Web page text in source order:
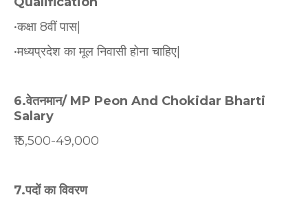
•कक्षा 8वीं पास|
•मध्यप्रदेश का मूल निवासी होना चाहिए|
6.वेतनमान/ MP Peon And Chokidar Bharti
Salary
₹15,500-49,000
7.पदों का विवरण